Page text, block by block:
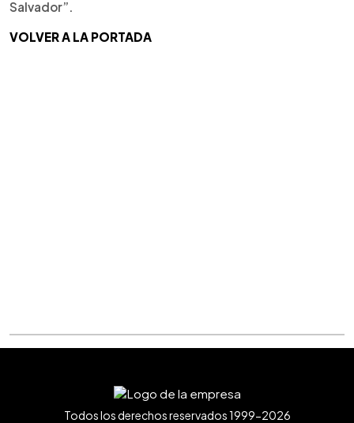
Salvador”.
VOLVER A LA PORTADA
Todos los derechos reservados 1999-2026